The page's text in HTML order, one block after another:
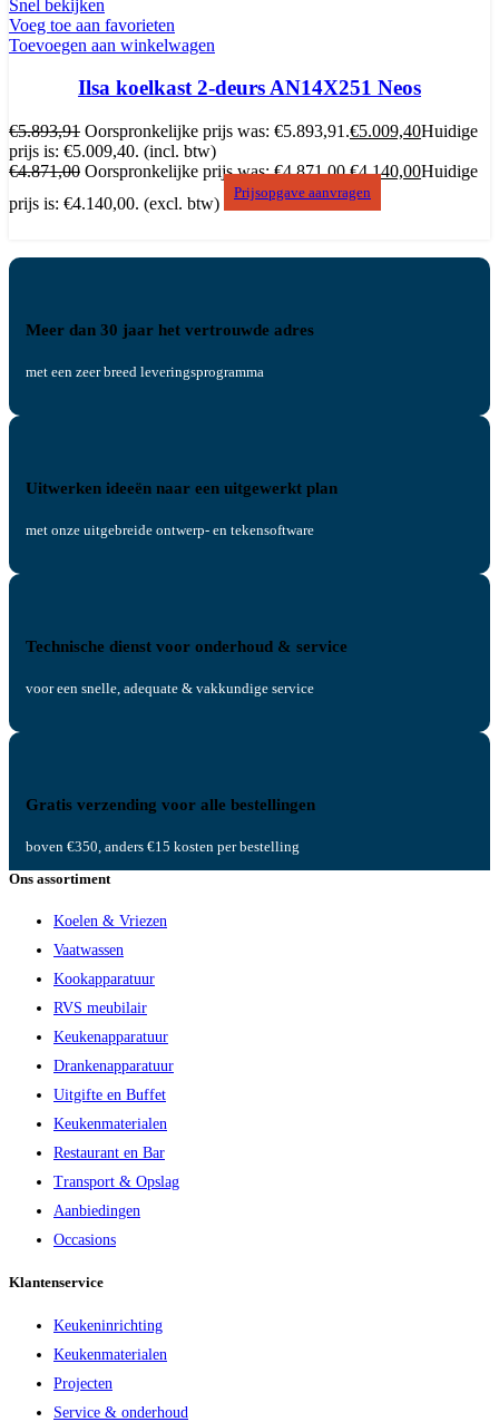
Snel bekijken
Voeg toe aan favorieten
Toevoegen aan winkelwagen
Ilsa koelkast 2-deurs AN14X251 Neos
€5.893,91 Oorspronkelijke prijs was: €5.893,91.€5.009,40Huidige
prijs is: €5.009,40. (incl. btw)
€4.871,00 Oorspronkelijke prijs was: €4.871,00.€4.140,00Huidige
prijs is: €4.140,00. (excl. btw)
Prijsopgave aanvragen
Meer dan 30 jaar het vertrouwde adres
met een zeer breed leveringsprogramma
Uitwerken ideeën naar een uitgewerkt plan
met onze uitgebreide ontwerp- en tekensoftware
Technische dienst voor onderhoud & service
voor een snelle, adequate & vakkundige service
Gratis verzending voor alle bestellingen
boven €350, anders €15 kosten per bestelling
Ons assortiment
Koelen & Vriezen
Vaatwassen
Kookapparatuur
RVS meubilair
Keukenapparatuur
Drankenapparatuur
Uitgifte en Buffet
Keukenmaterialen
Restaurant en Bar
Transport & Opslag
Aanbiedingen
Occasions
Klantenservice
Keukeninrichting
Keukenmaterialen
Projecten
Service & onderhoud